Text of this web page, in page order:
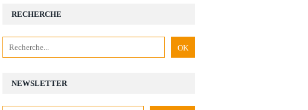
NEWSLETTER
RECHERCHE